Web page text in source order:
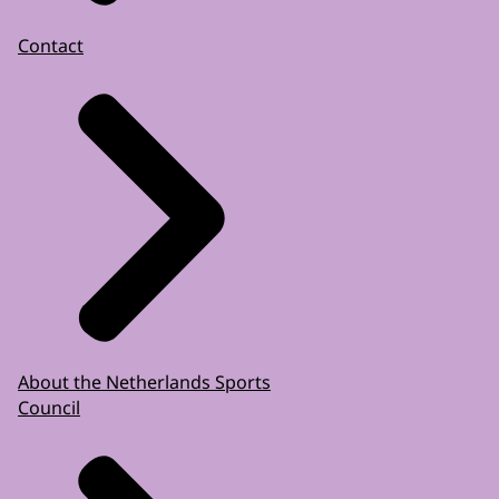
Contact
About the Netherlands Sports
Council